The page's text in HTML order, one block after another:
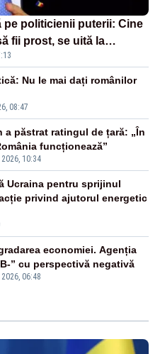
pe politicienii puterii: Cine
fii prost, se uită la
08:47
Nu le mai dați românilor
10:34
a păstrat ratingul de țară: „În
funcționează”
Ucraina pentru sprijinul
privind ajutorul energetic
06:48
economiei. Agenția
” cu perspectivă negativă